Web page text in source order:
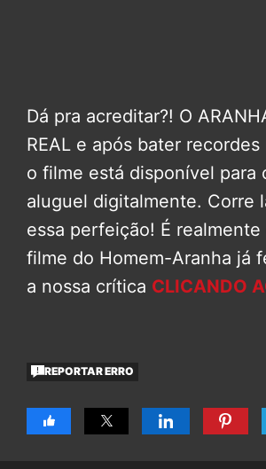
Dá pra acreditar?! O
REAL e após bater recordes
o filme está disponível para
aluguel digitalmente. Corre
essa perfeição! É
filme do Homem-Aranha já
a nossa crítica CLICANDO
REPORTAR ERRO